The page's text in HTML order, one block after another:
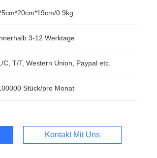
0.9kg
3-12 Werktage
C, T/T, Western Union, Paypal etc.
Stück/pro Monat
Kontakt Mit Uns